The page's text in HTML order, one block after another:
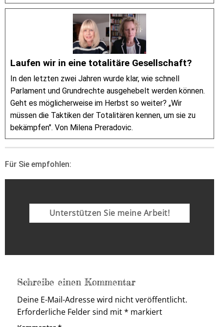
Laufen wir in eine totalitäre Gesellschaft?
In den letzten zwei Jahren wurde klar, wie schnell
Parlament und Grundrechte ausgehebelt werden können.
Geht es möglicherweise im Herbst so weiter? „Wir
müssen die Taktiken der Totalitären kennen, um sie zu
bekämpfen". Von Milena Preradovic.
Für Sie empfohlen:
Unterstützen Sie meine Arbeit!
Schreibe einen Kommentar
Deine E-Mail-Adresse wird nicht veröffentlicht.
Erforderliche Felder sind mit* markiert